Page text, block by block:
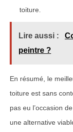
toiture.
Lire aussi :
peintre ?
En résumé, le
toiture est sans
pas eu l’occasion
une alternative